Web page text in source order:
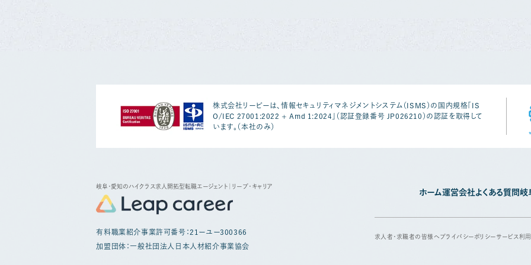
株式会社リーピーは、情報セキュリティマネジメントシステム（ISMS）の国内規格「IS
O/IEC 27001:2022 + Amd 1:2024」（認証登録番号 JP026210）の認証を取得して
います。（本社のみ）
岐阜・愛知のハイクラス求人開拓型転職エージェント ｜リープ・キャリア
有料職業紹介事業許可番号：21ーユー300366
加盟団体：一般社団法人日本人材紹介事業協会
ホーム運営会社よくある質問 岐
求人者・求職者の皆様へ プライバシーポリシー サービス利